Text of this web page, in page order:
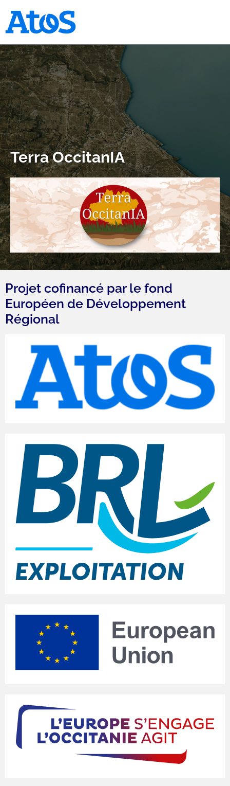
Terra OccitanIA
Projet cofinancé par le fond
Européen de Développement
Régional